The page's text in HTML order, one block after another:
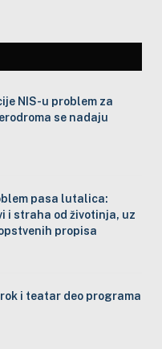
NIS-u problem za
se nadaju
pasa lutalica:
i straha od životinja, uz
propisa
rok i teatar deo programa